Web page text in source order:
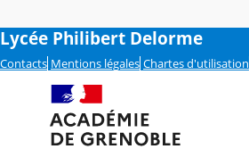
Lycée Philibert Delorme
Contacts Mentions légales Chartes d'utilisation